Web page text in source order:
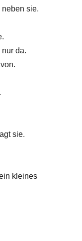
neben sie.
da.
sie.
kleines